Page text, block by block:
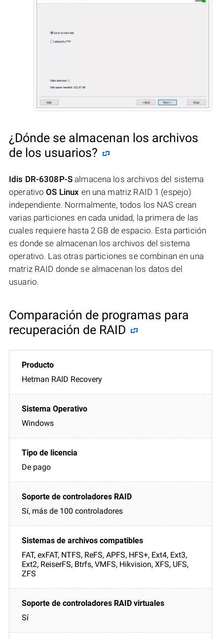
¿Dónde se almacenan los archivos
de los usuarios?
Idis DR-6308P-S almacena los archivos del sistema
operativoOS Linux en una matriz RAID 1 (espejo)
independiente. Normalmente, todos los NAS crean
varias particiones en cada unidad, la primera de las
cuales requiere hasta 2 GB de espacio. Esta partición
es donde se almacenan los archivos del sistema
operativo. Las otras particiones se combinan en una
matriz RAID donde se almacenan los datos del
usuario.
Comparación de programas para
recuperación de RAID
Hetman RAID Recovery
Windows
De pago
Sí, más de 100 controladores
FAT, exFAT, NTFS, ReFS, APFS, HFS+, Ext4, Ext3,
Ext2, ReiserFS, Btrfs, VMFS, Hikvision, XFS, UFS,
ZFS
Sí